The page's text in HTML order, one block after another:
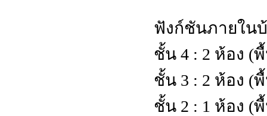
ฟังก์ชันภายใน
ชั้น 4 : 2 ห้อง (
ชั้น 3 : 2 ห้อง (
ชั้น 2 : 1 ห้อง (